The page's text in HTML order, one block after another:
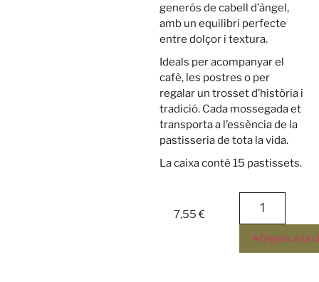
generós de cabell d’àngel,
amb un equilibri perfecte
entre dolçor i textura.
Ideals per acompanyar el
cafè, les postres o per
regalar un trosset d’història i
tradició. Cada mossegada et
transporta a l’essència de la
pastisseria de tota la vida.
La caixa conté 15 pastissets.
7,55€
Afegeix a la